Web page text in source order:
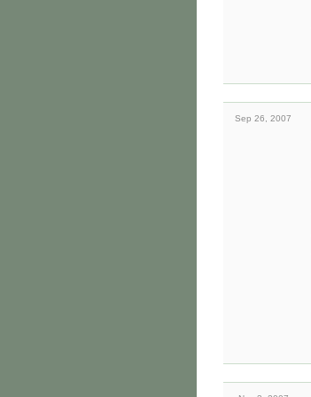
Sep 26, 2007